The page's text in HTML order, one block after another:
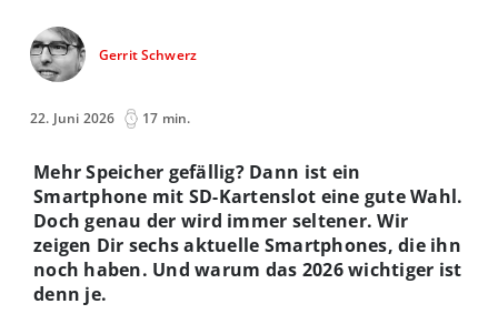
Gerrit Schwerz
22. Juni 2026 17 min.
Mehr Speicher gefällig? Dann ist ein
Smartphone mit SD-Kartenslot eine gute Wahl.
Doch genau der wird immer seltener. Wir
zeigen Dir sechs aktuelle Smartphones, die ihn
noch haben. Und warum das 2026 wichtiger ist
denn je.